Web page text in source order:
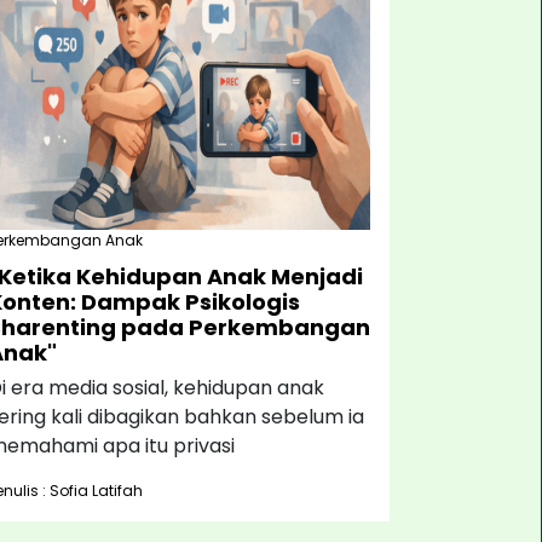
Anak
Kehidupan Anak Menjadi
Dampak Psikologis
pada Perkembangan
era media sosial, kehidupan anak
kali dibagikan bahkan sebelum ia
apa itu privasi
: Sofia Latifah